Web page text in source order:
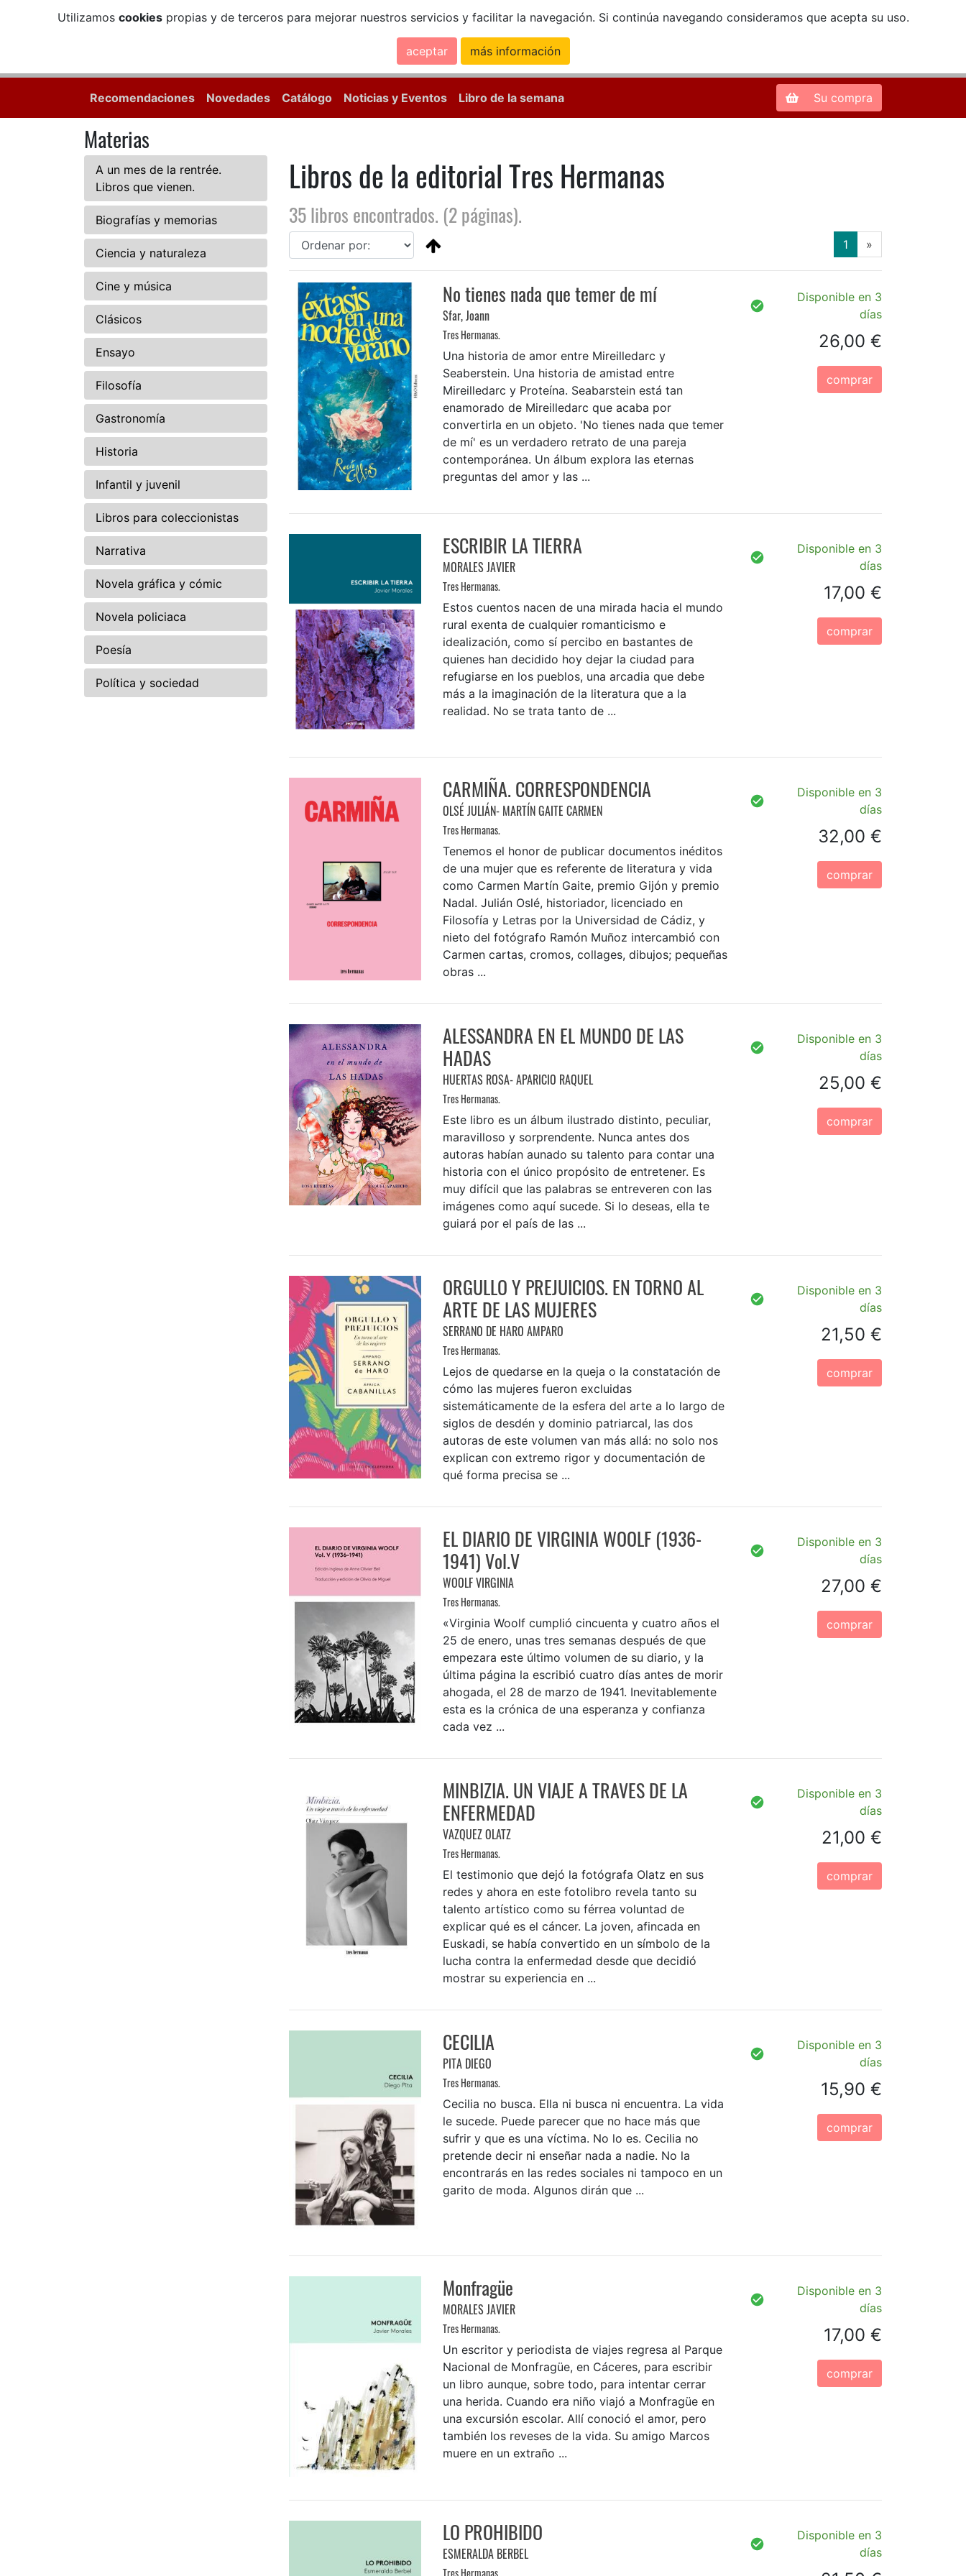
Utilizamos cookiespropias y de terceros para mejorar nuestros servicios y facilitar la navegación. Si continúa navegando consideramos que acepta su uso.
aceptar más información
Zona de Clientes
Recomendaciones Novedades Catálogo Noticias y Eventos Libro de la semana Su compra
Materias
A un mes de la rentrée.
Libros que vienen.
Biografías y memorias
Ciencia y naturaleza
Cine y música
Clásicos
Ensayo
Filosofía
Gastronomía
Historia
Infantil y juvenil
Libros para coleccionistas
Narrativa
Novela gráfica y cómic
Novela policiaca
Poesía
Política y sociedad
Libros de la editorial Tres Hermanas
35 libros encontrados. (2 páginas).
1(current)
»
No tienes nada que temer de mí
Sfar, Joann
Tres Hermanas.
Una historia de amor entre Mireilledarc y
Seaberstein. Una historia de amistad entre
Mireilledarc y Proteína. Seabarstein está tan
enamorado de Mireilledarc que acaba por
convertirla en un objeto. 'No tienes nada que temer
de mí' es un verdadero retrato de una pareja
contemporánea. Un álbum explora las eternas
preguntas del amor y las ...
Disponible en 3
días
26,00 €
comprar
ESCRIBIR LA TIERRA
MORALES JAVIER
Tres Hermanas.
Estos cuentos nacen de una mirada hacia el mundo
rural exenta de cualquier romanticismo e
idealización, como sí percibo en bastantes de
quienes han decidido hoy dejar la ciudad para
refugiarse en los pueblos, una arcadia que debe
más a la imaginación de la literatura que a la
realidad. No se trata tanto de ...
Disponible en 3
días
17,00 €
comprar
CARMIÑA. CORRESPONDENCIA
OLSÉ JULIÁN- MARTÍN GAITE CARMEN
Tres Hermanas.
Tenemos el honor de publicar documentos inéditos
de una mujer que es referente de literatura y vida
como Carmen Martín Gaite, premio Gijón y premio
Nadal. Julián Oslé, historiador, licenciado en
Filosofía y Letras por la Universidad de Cádiz, y
nieto del fotógrafo Ramón Muñoz intercambió con
Carmen cartas, cromos, collages, dibujos; pequeñas
obras ...
Disponible en 3
días
32,00 €
comprar
ALESSANDRA EN EL MUNDO DE LAS
HADAS
HUERTAS ROSA- APARICIO RAQUEL
Tres Hermanas.
Este libro es un álbum ilustrado distinto, peculiar,
maravilloso y sorprendente. Nunca antes dos
autoras habían aunado su talento para contar una
historia con el único propósito de entretener. Es
muy difícil que las palabras se entreveren con las
imágenes como aquí sucede. Si lo deseas, ella te
guiará por el país de las ...
Disponible en 3
días
25,00 €
comprar
ORGULLO Y PREJUICIOS. EN TORNO AL
ARTE DE LAS MUJERES
SERRANO DE HARO AMPARO
Tres Hermanas.
Lejos de quedarse en la queja o la constatación de
cómo las mujeres fueron excluidas
sistemáticamente de la esfera del arte a lo largo de
siglos de desdén y dominio patriarcal, las dos
autoras de este volumen van más allá: no solo nos
explican con extremo rigor y documentación de
qué forma precisa se ...
Disponible en 3
días
21,50 €
comprar
EL DIARIO DE VIRGINIA WOOLF (1936-
1941) Vol.V
WOOLF VIRGINIA
Tres Hermanas.
«Virginia Woolf cumplió cincuenta y cuatro años el
25 de enero, unas tres semanas después de que
empezara este último volumen de su diario, y la
última página la escribió cuatro días antes de morir
ahogada, el 28 de marzo de 1941. Inevitablemente
esta es la crónica de una esperanza y confianza
cada vez ...
Disponible en 3
días
27,00 €
comprar
MINBIZIA. UN VIAJE A TRAVES DE LA
ENFERMEDAD
VAZQUEZ OLATZ
Tres Hermanas.
El testimonio que dejó la fotógrafa Olatz en sus
redes y ahora en este fotolibro revela tanto su
talento artístico como su férrea voluntad de
explicar qué es el cáncer. La joven, afincada en
Euskadi, se había convertido en un símbolo de la
lucha contra la enfermedad desde que decidió
mostrar su experiencia en ...
Disponible en 3
días
21,00 €
comprar
CECILIA
PITA DIEGO
Tres Hermanas.
Cecilia no busca. Ella ni busca ni encuentra. La vida
le sucede. Puede parecer que no hace más que
sufrir y que es una víctima. No lo es. Cecilia no
pretende decir ni enseñar nada a nadie. No la
encontrarás en las redes sociales ni tampoco en un
garito de moda. Algunos dirán que ...
Disponible en 3
días
15,90 €
comprar
Monfragüe
MORALES JAVIER
Tres Hermanas.
Un escritor y periodista de viajes regresa al Parque
Nacional de Monfragüe, en Cáceres, para escribir
un libro aunque, sobre todo, para intentar cerrar
una herida. Cuando era niño viajó a Monfragüe en
una excursión escolar. Allí conoció el amor, pero
también los reveses de la vida. Su amigo Marcos
muere en un extraño ...
Disponible en 3
días
17,00 €
comprar
LO PROHIBIDO
ESMERALDA BERBEL
Tres Hermanas.
Disponible en 3
días